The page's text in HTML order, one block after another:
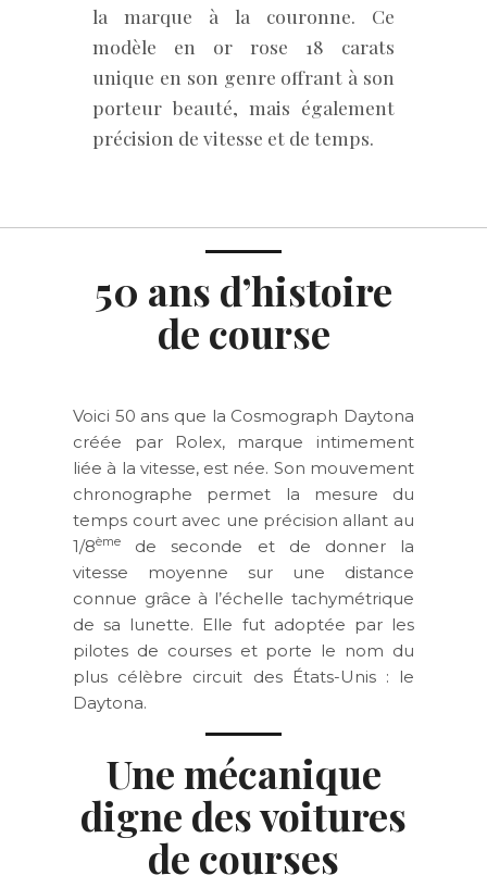
la marque à la couronne. Ce
modèle en or rose 18 carats
unique en son genre offrant à son
porteur beauté, mais également
précision de vitesse et de temps.
50 ans d’histoire
de course
Voici 50 ans que la Cosmograph Daytona
créée par Rolex, marque intimement
liée à la vitesse, est née. Son mouvement
chronographe permet la mesure du
temps court avec une précision allant au
1/8ème
de seconde et de donner la
vitesse moyenne sur une distance
connue grâce à l’échelle tachymétrique
de sa lunette. Elle fut adoptée par les
pilotes de courses et porte le nom du
plus célèbre circuit des États-Unis : le
Daytona.
Une mécanique
digne des voitures
de courses